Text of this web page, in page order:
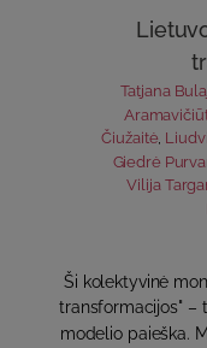
Tatjana
Čiužaitė,
Giedrė
Vilija
Ši kolektyvinė
transformacijos" –
modelio paieška.